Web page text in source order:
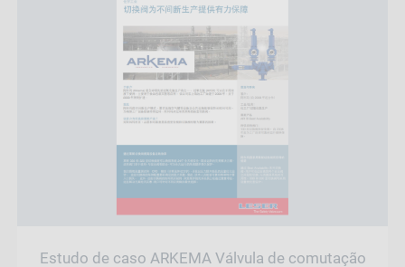
Estudo de caso ARKEMA Válvula de comutação